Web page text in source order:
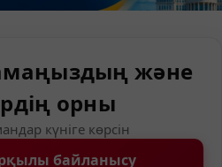
және
орны
күніге көрсін
байланысу